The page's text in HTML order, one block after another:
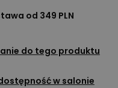
od 349 PLN
do tego produktu
w salonie